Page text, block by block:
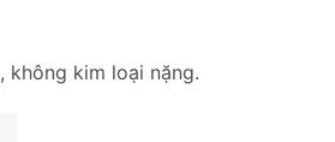
không kim loại nặng.